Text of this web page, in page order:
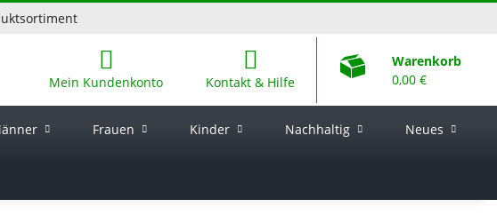
Mein Kundenkonto Kontakt & Hilfe
Warenkorb
0,00 €
Frauen Kinder Nachhaltig Neues